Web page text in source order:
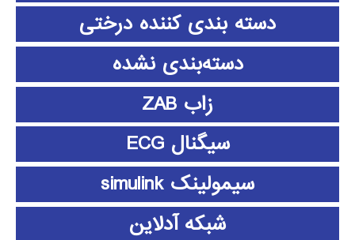
دسته بندی کننده درختی
دسته‌بندی نشده
زاب ZAB
سیگنال ECG
سیمولینک simulink
شبکه آدلاین